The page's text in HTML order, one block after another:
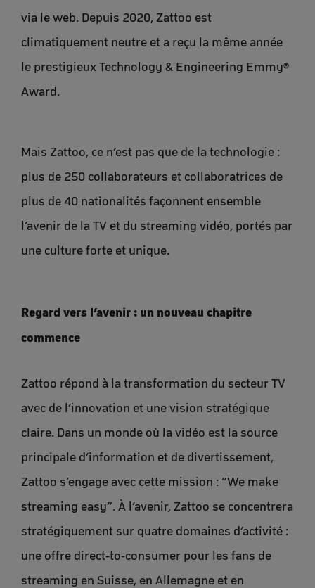
via le web. Depuis 2020, Zattoo est
climatiquement neutre et a reçu la même année
le prestigieux Technology & Engineering Emmy®
Award.
Mais Zattoo, ce n’est pas que de la technologie :
plus de 250 collaborateurs et collaboratrices de
plus de 40 nationalités façonnent ensemble
l’avenir de la TV et du streaming vidéo, portés par
une culture forte et unique.
Regard vers l’avenir : un nouveau chapitre
commence
Zattoo répond à la transformation du secteur TV
avec de l’innovation et une vision stratégique
claire. Dans un monde où la vidéo est la source
principale d’information et de divertissement,
Zattoo s’engage avec cette mission : “We make
streaming easy”. À l’avenir, Zattoo se concentrera
stratégiquement sur quatre domaines d’activité :
une offre direct-to-consumer pour les fans de
streaming en Suisse, en Allemagne et en